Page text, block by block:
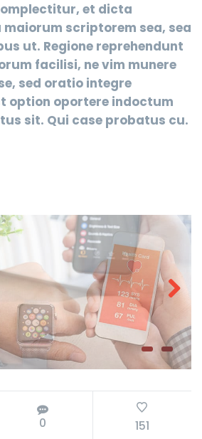
et dicta
scriptorem sea, sea
ut. Regione reprehendunt
facilisi, ne vim munere
sed oratio integre
option oportere indoctum
sit. Qui case probatus cu.
0 151